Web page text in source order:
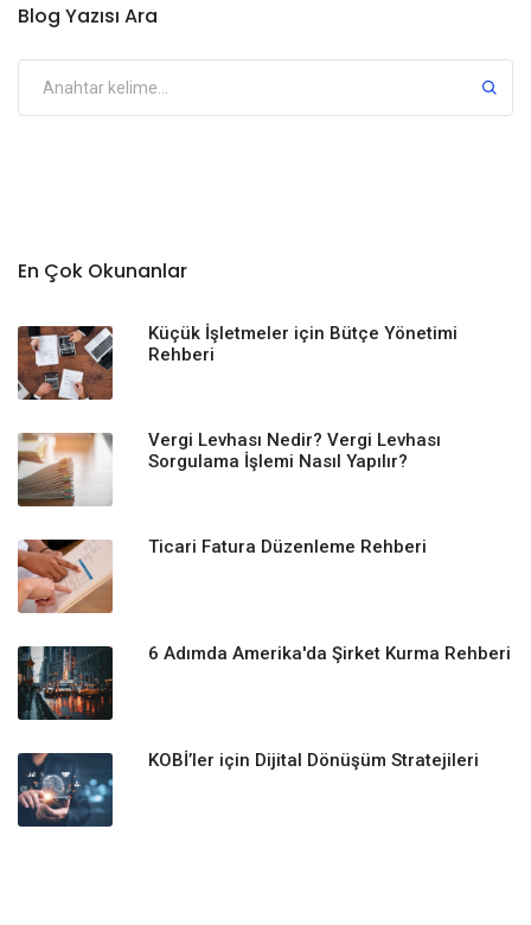
Blog Yazısı Ara
En Çok Okunanlar
Küçük İşletmeler için Bütçe Yönetimi
Rehberi
Vergi Levhası Nedir? Vergi Levhası
Sorgulama İşlemi Nasıl Yapılır?
Ticari Fatura Düzenleme Rehberi
6 Adımda Amerika'da Şirket Kurma Rehberi
KOBİ’ler için Dijital Dönüşüm Stratejileri